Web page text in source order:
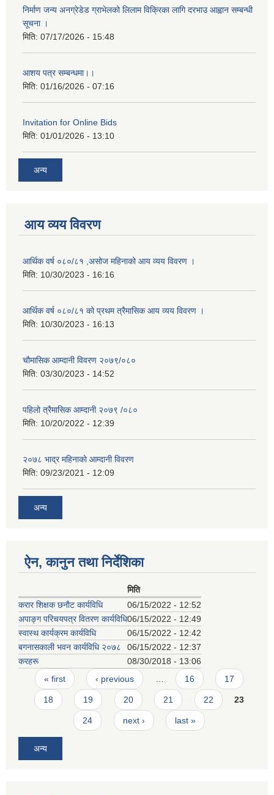
निर्माण जन्य अनग्रेडेड ग्राभेलको लिलाम विक्रिका लागि दरभाउ आह्वान सम्बन्धी
सूचना ।
मिति: 07/17/2026 - 15:48
आशय पत्र सम्बन्धमा।।
मिति: 01/16/2026 - 07:16
Invitation for Online Bids
मिति: 01/01/2026 - 13:10
अन्य
आय व्यय विवरण
आर्थिक वर्ष ०८०/८१ ,असोज महिनाको आय व्यय विवरण ।
मिति: 10/30/2023 - 16:16
आर्थिक वर्ष ०८०/८१ को प्रथम त्रैमासिक आय व्यय विवरण ।
मिति: 10/30/2023 - 16:13
चौमासिक आम्दानी विवरण २०७९/०८०
मिति: 03/30/2023 - 14:52
पहिलो त्रैमासिक आम्दानी २०७९ /०८०
मिति: 10/20/2022 - 12:39
२०७८ भाद्र महिनाकाे आम्दानी विवरण
मिति: 09/23/2021 - 12:09
अन्य
ऐन, कानुन तथा निर्देशिका
मिति
करार शिक्षक छनाैट कार्यविधि
06/15/2022 - 12:52
अपाङ्ग परिचयपत्र वितरण कार्यविधि06/15/2022 - 12:49
स्वास्थ कार्यक्रम कार्यविधि
06/15/2022 - 12:42
बगनासकाली भवन कार्यविधि २०७८
06/15/2022 - 12:37
करहरू
08/30/2018 - 13:06
Pages
« first ‹ previous 16 17
18 19 20 21 22 23
24 next › last »
अन्य